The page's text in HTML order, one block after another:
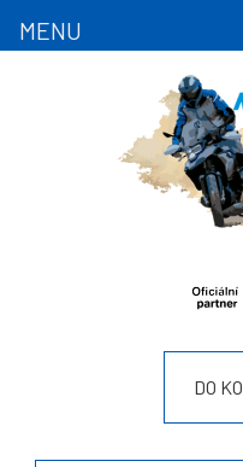
DO
MENU